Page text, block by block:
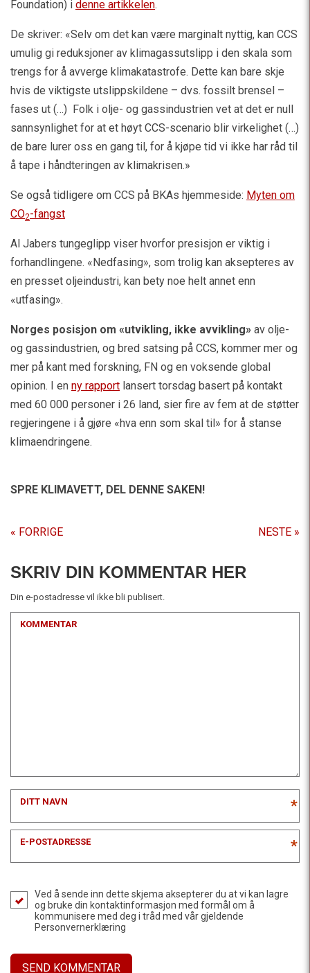
Foundation) i denne artikkelen.
De skriver: «Selv om det kan være marginalt nyttig, kan CCS
umulig gi reduksjoner av klimagassutslipp i den skala som
trengs for å avverge klimakatastrofe. Dette kan bare skje
hvis de viktigste utslippskildene – dvs. fossilt brensel –
fases ut (…) Folk i olje- og gassindustrien vet at det er null
sannsynlighet for at et høyt CCS-scenario blir virkelighet (…)
de bare lurer oss en gang til, for å kjøpe tid vi ikke har råd til
å tape i håndteringen av klimakrisen.»
Se også tidligere om CCS på BKAs hjemmeside: Myten om
CO2-fangst
Al Jabers tungeglipp viser hvorfor presisjon er viktig i
forhandlingene. «Nedfasing», som trolig kan aksepteres av
en presset oljeindustri, kan bety noe helt annet enn
«utfasing».
Norges posisjon om «utvikling, ikke avvikling» av olje-
og gassindustrien, og bred satsing på CCS, kommer mer og
mer på kant med forskning, FN og en voksende global
opinion. I en ny rapport lansert torsdag basert på kontakt
med 60 000 personer i 26 land, sier fire av fem at de støtter
regjeringene i å gjøre «hva enn som skal til» for å stanse
klimaendringene.
SPRE KLIMAVETT, DEL DENNE SAKEN!
« FORRIGE NESTE »
SKRIV DIN KOMMENTAR HER
Din e-postadresse vil ikke bli publisert.
KOMMENTAR
DITT NAVN *
E-POSTADRESSE *
Ved å sende inn dette skjema aksepterer du at vi kan lagre
og bruke din kontaktinformasjon med formål om å
kommunisere med deg i tråd med vår gjeldende
Personvernerklæring